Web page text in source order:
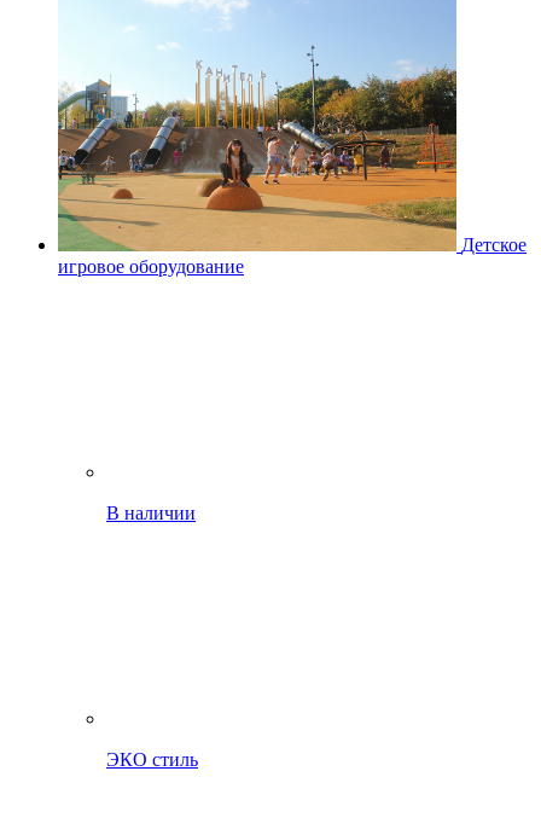
Детское
игровое оборудование
В наличии
ЭКО стиль